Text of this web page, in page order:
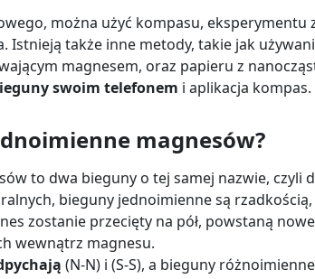
można użyć kompasu, eksperymentu
Istnieją także inne metody, takie jak
magnesem, oraz papieru z
swoim telefonem i aplikacja kompas.
magnesów?
to dwa bieguny o tej samej nazwie, czyli
bieguny jednoimienne są
zostanie przecięty na pół, powstaną
wewnątrz magnesu.
(N-N) i (S-S), a bieguny